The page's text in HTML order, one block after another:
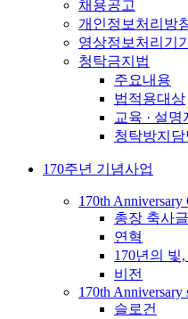
채용공고
개인정보처리방
영상정보처리기
청탁금지법
주요내용
법적용대상
교육 · 설명
청탁방지담
170주년 기념사업
170th Anniversary
총장 축사글
연혁
170년의 빛
비전
170th Anniversary
슬로건